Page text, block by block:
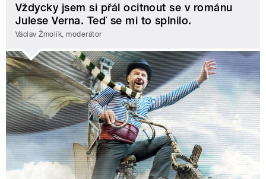
Vždycky jsem si přál ocitnout se v románu
Julese Verna. Teď se mi to splnilo.
Václav Žmolík, moderátor